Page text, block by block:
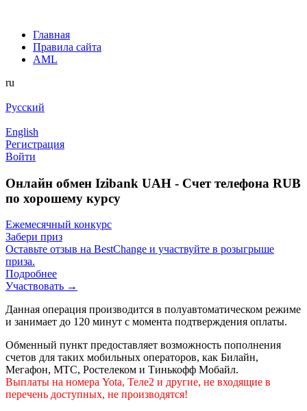
Главная
Правила сайта
AML
ru
Русский
English
Регистрация
Войти
Онлайн обмен Izibank UAH - Счет телефона RUB
по хорошему курсу
Ежемесячный конкурс
Забери приз
Оставьте отзыв на BestChange и участвуйте в розыгрыше
приза.
Подробнее
Участвовать →
Данная операция производится в полуавтоматическом режиме
и занимает до 120 минут с момента подтверждения оплаты.
Обменный пункт предоставляет возможность пополнения
счетов для таких мобильных операторов, как Билайн,
Мегафон, МТС, Ростелеком и Тинькофф Мобайл.
Выплаты на номера Yota, Теле2 и другие, не входящие в
перечень доступных, не производятся!